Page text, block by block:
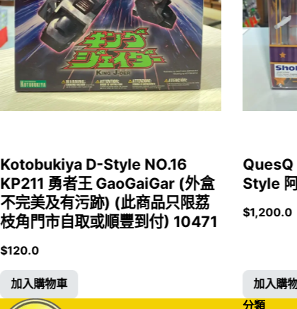
Kotobukiya D-Style NO.16
KP211 勇者王 GaoGaiGar (外盒
不完美及有污跡) (此商品只限荔
枝角門市自取或順豐到付) 10471
$120.0
加入購物車
QuesQ
Style
$1,200.0
加入購
分類